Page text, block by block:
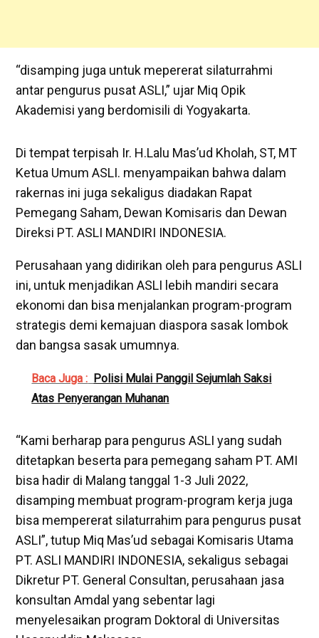
“disamping juga untuk mepererat silaturrahmi
antar pengurus pusat ASLI,” ujar Miq Opik
Akademisi yang berdomisili di Yogyakarta.
Di tempat terpisah Ir. H.Lalu Mas’ud Kholah, ST, MT
Ketua Umum ASLI. menyampaikan bahwa dalam
rakernas ini juga sekaligus diadakan Rapat
Pemegang Saham, Dewan Komisaris dan Dewan
Direksi PT. ASLI MANDIRI INDONESIA.
Perusahaan yang didirikan oleh para pengurus ASLI
ini, untuk menjadikan ASLI lebih mandiri secara
ekonomi dan bisa menjalankan program-program
strategis demi kemajuan diaspora sasak lombok
dan bangsa sasak umumnya.
Baca Juga : Polisi Mulai Panggil Sejumlah Saksi
Atas Penyerangan Muhanan
“Kami berharap para pengurus ASLI yang sudah
ditetapkan beserta para pemegang saham PT. AMI
bisa hadir di Malang tanggal 1-3 Juli 2022,
disamping membuat program-program kerja juga
bisa mempererat silaturrahim para pengurus pusat
ASLI”, tutup Miq Mas’ud sebagai Komisaris Utama
PT. ASLI MANDIRI INDONESIA, sekaligus sebagai
Dikretur PT. General Consultan, perusahaan jasa
konsultan Amdal yang sebentar lagi
menyelesaikan program Doktoral di Universitas